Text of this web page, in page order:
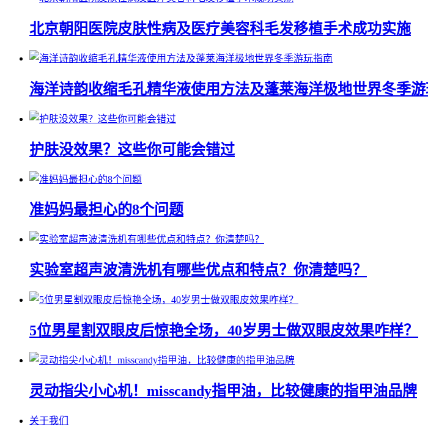
北京朝阳医院皮肤性病及医疗美容科毛发移植手术成功实施
海洋诗韵收缩毛孔精华液使用方法及蓬莱海洋极地世界冬季
护肤没效果？这些你可能会错过
准妈妈最担心的8个问题
实验室超声波清洗机有哪些优点和特点？你清楚吗？
5位男星割双眼皮后惊艳全场，40岁男士做双眼皮效果咋样？
灵动指尖小心机！misscandy指甲油，比较健康的指甲油品牌
关于我们